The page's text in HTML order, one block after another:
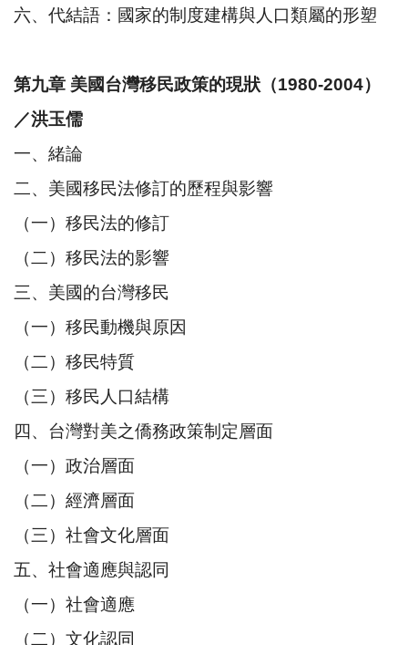
六、代結語：國家的制度建構與人口類屬的形塑
第九章 美國台灣移民政策的現狀（1980-2004）
／洪玉儒
一、緒論
二、美國移民法修訂的歷程與影響
（一）移民法的修訂
（二）移民法的影響
三、美國的台灣移民
（一）移民動機與原因
（二）移民特質
（三）移民人口結構
四、台灣對美之僑務政策制定層面
（一）政治層面
（二）經濟層面
（三）社會文化層面
五、社會適應與認同
（一）社會適應
（二）文化認同